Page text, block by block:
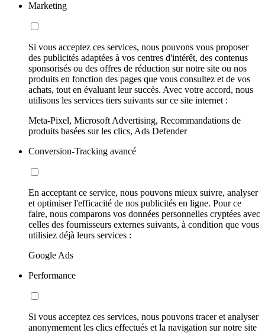
Marketing
Si vous acceptez ces services, nous pouvons vous proposer
des publicités adaptées à vos centres d'intérêt, des contenus
sponsorisés ou des offres de réduction sur notre site ou nos
produits en fonction des pages que vous consultez et de vos
achats, tout en évaluant leur succès. Avec votre accord, nous
utilisons les services tiers suivants sur ce site internet :
Meta-Pixel, Microsoft Advertising, Recommandations de
produits basées sur les clics, Ads Defender
Conversion-Tracking avancé
En acceptant ce service, nous pouvons mieux suivre, analyser
et optimiser l'efficacité de nos publicités en ligne. Pour ce
faire, nous comparons vos données personnelles cryptées avec
celles des fournisseurs externes suivants, à condition que vous
utilisiez déjà leurs services :
Google Ads
Performance
Si vous acceptez ces services, nous pouvons tracer et analyser
anonymement les clics effectués et la navigation sur notre site